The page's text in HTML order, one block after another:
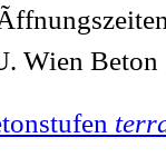
Wien